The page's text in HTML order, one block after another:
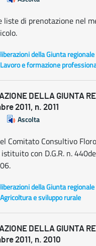
liste di prenotazione nel
della Giunta regionale
Lavoro e formazione
DELLA GIUNTA
2011, n. 2011
Ascolta
Comitato Consultivo
con D.G.R. n.
della Giunta regionale
Agricoltura e sviluppo rurale
DELLA GIUNTA
2011, n. 2010